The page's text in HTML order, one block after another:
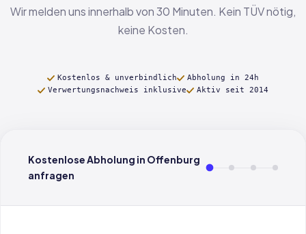
Wir melden uns innerhalb von 30 Minuten. Kein TÜV nötig,
keine Kosten.
Kostenlos & unverbindlich
Abholung in 24h
Verwertungsnachweis inklusive
Aktiv seit 2014
Kostenlose Abholung in Offenburg
anfragen